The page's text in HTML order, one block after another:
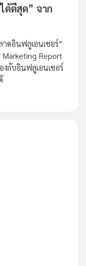
ด้ดีสุด” จาก
าดอินฟลูเอนเซอร์”
Report
กับอินฟลูเอนเซอร์